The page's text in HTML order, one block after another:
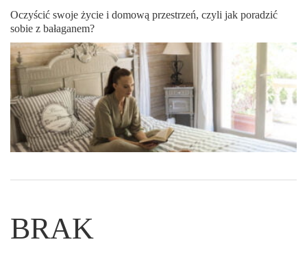
Oczyścić swoje życie i domową przestrzeń, czyli jak poradzić
sobie z bałaganem?
BRAK